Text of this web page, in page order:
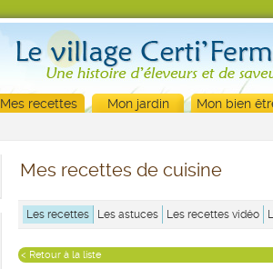
Mes recettes Mon jardin Mon bien
Mes recettes de cuisine
Les recettes Les astuces Les recettes vidéo
< Retour à la liste